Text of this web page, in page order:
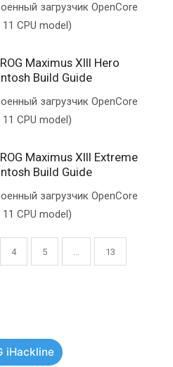
загрузчик OpenCore
CPU model)
Maximus XIII Hero
Build Guide
загрузчик OpenCore
CPU model)
Maximus XIII Extreme
Build Guide
загрузчик OpenCore
CPU model)
4 5 … 13
iHackline